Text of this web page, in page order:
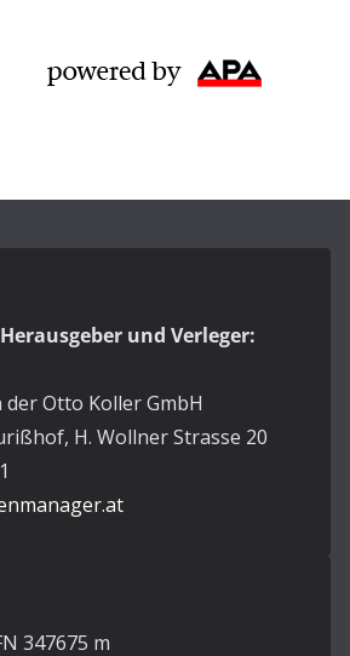
und Verleger:
Otto Koller GmbH
H. Wollner Strasse 20
347675 m